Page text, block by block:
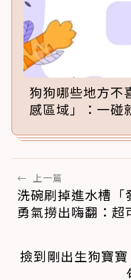
狗狗哪些地方不
感區域」：一碰
← 上一篇
洗碗刷掉進水槽「
勇氣撈出嗨翻：超
撿到剛出生狗寶